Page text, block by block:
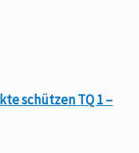
schützen TQ 1 –